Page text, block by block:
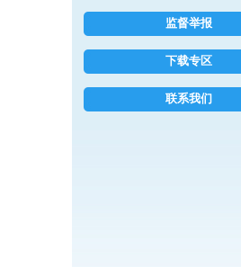
监督举报
下载专区
联系我们